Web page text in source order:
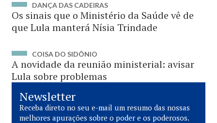
DANÇA DAS CADEIRAS
Os sinais que o Ministério da Saúde vê de
que Lula manterá Nísia Trindade
COISA DO SIDÔNIO
A novidade da reunião ministerial: avisar
Lula sobre problemas
Newsletter
Receba direto no seu e-mail um resumo das nossas
melhores apurações sobre o poder e os poderosos.